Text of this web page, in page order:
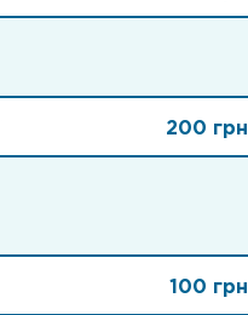
200 грн
100 грн